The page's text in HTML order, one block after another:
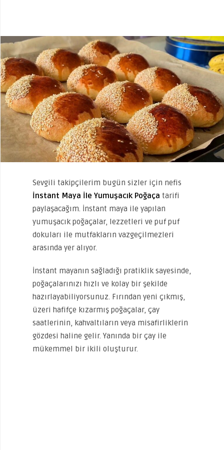
Sevgili takipçilerim bugün sizler için nefis
İnstant Maya İle Yumuşacık Poğaça tarifi
paylaşacağım. İnstant maya ile yapılan
yumuşacık poğaçalar, lezzetleri ve puf puf
dokuları ile mutfakların vazgeçilmezleri
arasında yer alıyor.
İnstant mayanın sağladığı pratiklik sayesinde,
poğaçalarınızı hızlı ve kolay bir şekilde
hazırlayabiliyorsunuz. Fırından yeni çıkmış,
üzeri hafifçe kızarmış poğaçalar, çay
saatlerinin, kahvaltıların veya misafirliklerin
gözdesi haline gelir. Yanında bir çay ile
mükemmel bir ikili oluşturur.